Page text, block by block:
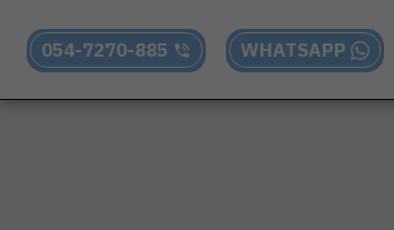
WHATSAPP
054-7270-885